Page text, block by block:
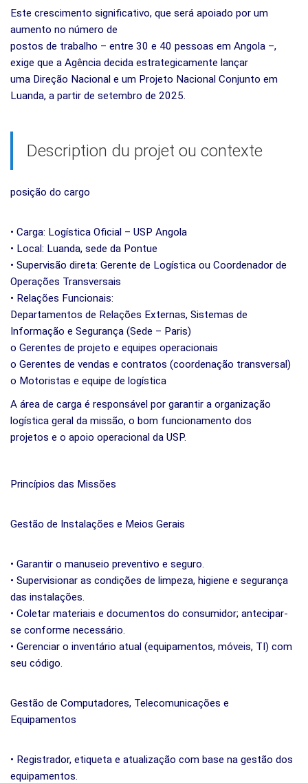
Este crescimento significativo, que será apoiado por um
aumento no número de
postos de trabalho – entre 30 e 40 pessoas em Angola –,
exige que a Agência decida estrategicamente lançar
uma Direção Nacional e um Projeto Nacional Conjunto em
Luanda, a partir de setembro de 2025.
Description du projet ou contexte
posição do cargo
• Carga: Logística Oficial – USP Angola
• Local: Luanda, sede da Pontue
• Supervisão direta: Gerente de Logística ou Coordenador de
Operações Transversais
• Relações Funcionais:
Departamentos de Relações Externas, Sistemas de
Informação e Segurança (Sede – Paris)
o Gerentes de projeto e equipes operacionais
o Gerentes de vendas e contratos (coordenação transversal)
o Motoristas e equipe de logística
A área de carga é responsável por garantir a organização
logística geral da missão, o bom funcionamento dos
projetos e o apoio operacional da USP.
Princípios das Missões
Gestão de Instalações e Meios Gerais
• Garantir o manuseio preventivo e seguro.
• Supervisionar as condições de limpeza, higiene e segurança
das instalações.
• Coletar materiais e documentos do consumidor; antecipar-
se conforme necessário.
• Gerenciar o inventário atual (equipamentos, móveis, TI) com
seu código.
Gestão de Computadores, Telecomunicações e
Equipamentos
• Registrador, etiqueta e atualização com base na gestão dos
equipamentos.